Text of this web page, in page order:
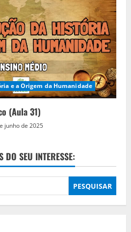
e a Origem da Humanidade
(Aula 31)
junho de 2025
DO SEU INTERESSE: